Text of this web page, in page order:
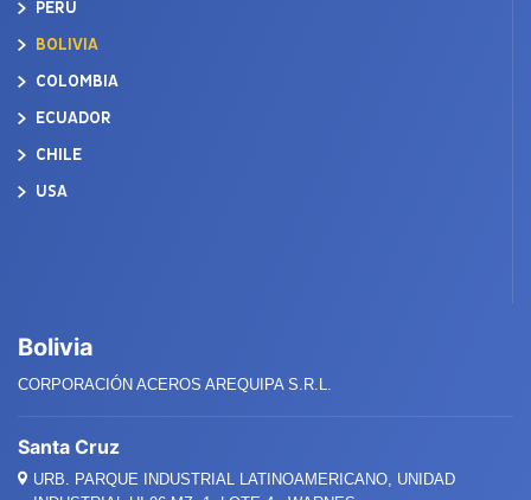
PERÚ
BOLIVIA
COLOMBIA
ECUADOR
CHILE
USA
Bolivia
CORPORACIÓN ACEROS AREQUIPA S.R.L.
Santa Cruz
URB. PARQUE INDUSTRIAL LATINOAMERICANO, UNIDAD